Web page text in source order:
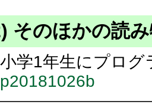
そのほかの読
小学1年生にプロ
p20181026b